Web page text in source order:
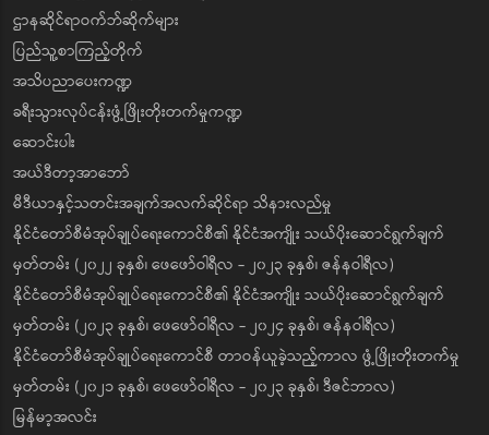
ဌာနဆိုင်ရာဝက်ဘ်ဆိုက်များ
ပြည်သူ့စာကြည့်တိုက်
အသိပညာပေးကဏ္ဍ
ခရီးသွားလုပ်ငန်းဖွံ့ဖြိုးတိုးတက်မှုကဏ္ဍ
ဆောင်းပါး
အယ်ဒီတာ့အာဘော်
မီဒီယာနှင့်သတင်းအချက်အလက်ဆိုင်ရာ သိနားလည်မှု
နိုင်ငံတော်စီမံအုပ်ချုပ်ရေးကောင်စီ၏ နိုင်ငံအကျိုး သယ်ပိုးဆောင်ရွက်ချက်
မှတ်တမ်း (၂၀၂၂ ခုနှစ်၊ ဖေဖော်ဝါရီလ - ၂၀၂၃ ခုနှစ်၊ ဇန်နဝါရီလ)
နိုင်ငံတော်စီမံအုပ်ချုပ်ရေးကောင်စီ၏ နိုင်ငံအကျိုး သယ်ပိုးဆောင်ရွက်ချက်
မှတ်တမ်း (၂၀၂၃ ခုနှစ်၊ ဖေဖော်ဝါရီလ - ၂၀၂၄ ခုနှစ်၊ ဇန်နဝါရီလ)
နိုင်ငံတော်စီမံအုပ်ချုပ်ရေးကောင်စီ တာဝန်ယူခဲ့သည့်ကာလ ဖွံ့ဖြိုးတိုးတက်မှု
မှတ်တမ်း (၂၀၂၁ ခုနှစ်၊ ဖေဖော်ဝါရီလ - ၂၀၂၃ ခုနှစ်၊ ဒီဇင်ဘာလ)
မြန်မာ့အလင်း